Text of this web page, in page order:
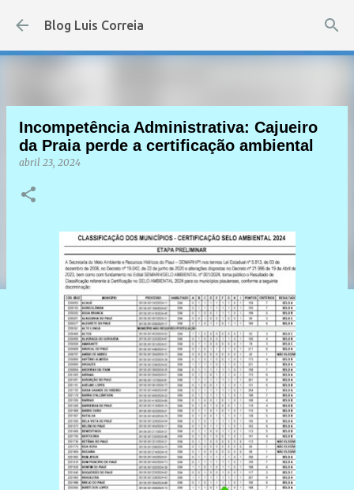
Pular para o conteúdo principal
Blog Luis Correia
Incompetência Administrativa: Cajueiro
da Praia perde a certificação ambiental
abril 23, 2024